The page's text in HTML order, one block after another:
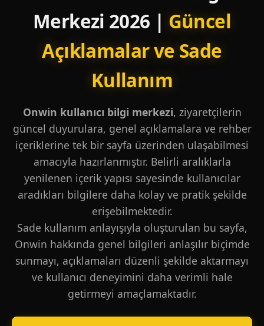
Merkezi 2026 | Güncel
Açıklamalar ve Sade
Kullanım
Onwin kullanıcı bilgi merkezi, ziyaretçilerin
güncel duyurulara, genel açıklamalara ve rehber
içeriklerine tek bir sayfa üzerinden ulaşabilmesi
amacıyla hazırlanmıştır. Belirli aralıklarla
yenilenen içerik yapısı sayesinde kullanıcılar
aradıkları bilgilere daha kolay ve pratik şekilde
erişebilmektedir.
Sade kullanım anlayışıyla oluşturulan bu sayfa,
Onwin hakkında genel bilgileri anlaşılır biçimde
sunmayı, açıklamaları düzenli şekilde aktarmayı
ve kullanıcı deneyimini daha verimli hale
getirmeyi amaçlamaktadır.